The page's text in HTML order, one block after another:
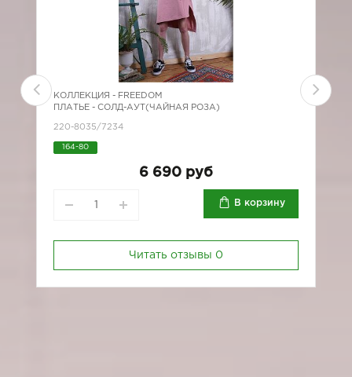
КОЛЛЕКЦИЯ - FREEDOM
ПЛАТЬЕ - СОЛД-АУТ(ЧАЙНАЯ РОЗА)
220-8035/7234
164-80
6 690 руб
В корзину
Читать отзывы 0